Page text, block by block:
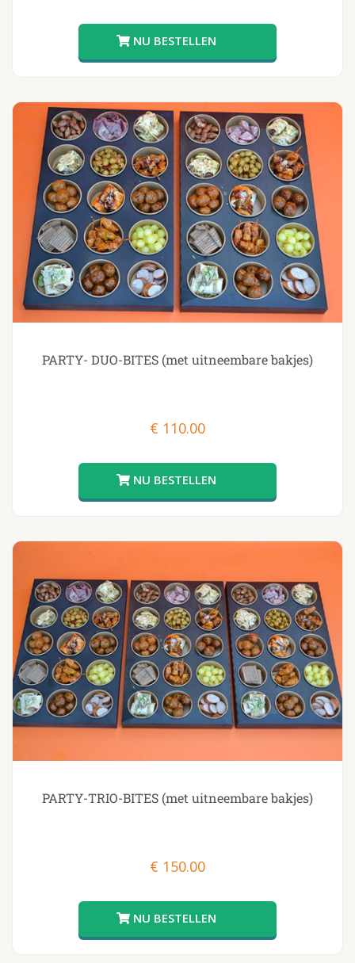
PARTY- DUO-BITES (met uitneembare bakjes)
€ 110.00
PARTY-TRIO-BITES (met uitneembare bakjes)
€ 150.00